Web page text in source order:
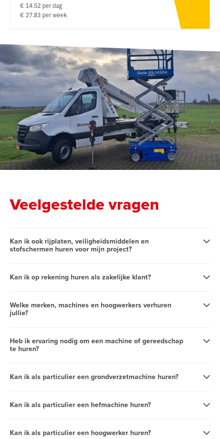
€ 14.52 per dag
€ 27.83 per week
Veelgestelde vragen
Kan ik ook rijplaten, veiligheidsmiddelen en
stofschermen huren voor mijn project?
Kan ik op rekening huren als zakelijke klant?
Welke merken, machines en hoogwerkers verhuren
jullie?
Heb ik ervaring nodig om een machine of gereedschap
te huren?
Kan ik als particulier een grondverzetmachine huren?
Kan ik als particulier een hefmachine huren?
Kan ik als particulier een hoogwerker huren?